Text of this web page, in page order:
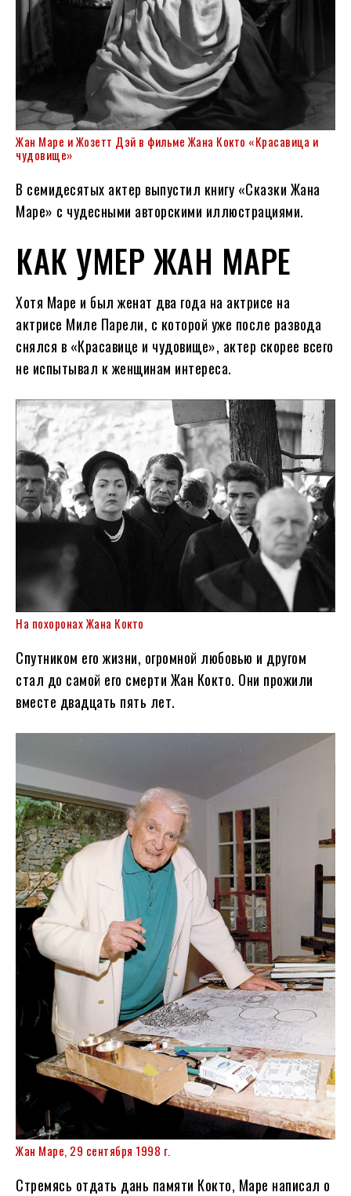
Жан Маре и Жозетт Дэй в фильме Жана Кокто «Красавица и
чудовище»
В семидесятых актер выпустил книгу «Сказки Жана
Маре» с чудесными авторскими иллюстрациями.
КАК УМЕР ЖАН МАРЕ
Хотя Маре и был женат два года на актрисе на
актрисе Миле Парели, с которой уже после развода
снялся в «Красавице и чудовище», актер скорее всего
не испытывал к женщинам интереса.
На похоронах Жана Кокто
Спутником его жизни, огромной любовью и другом
стал до самой его смерти Жан Кокто. Они прожили
вместе двадцать пять лет.
Жан Маре, 29 сентября 1998 г.
Стремясь отдать дань памяти Кокто, Маре написал о